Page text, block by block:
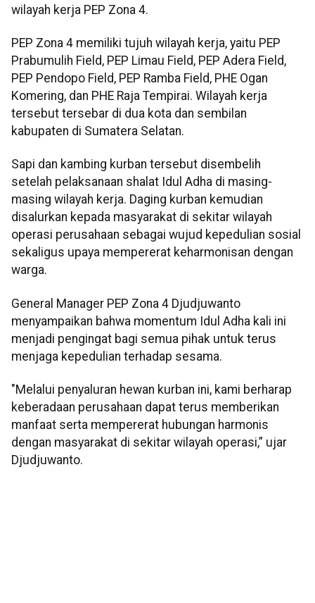
wilayah kerja PEP Zona 4.
PEP Zona 4 memiliki tujuh wilayah kerja, yaitu PEP
Prabumulih Field, PEP Limau Field, PEP Adera Field,
PEP Pendopo Field, PEP Ramba Field, PHE Ogan
Komering, dan PHE Raja Tempirai. Wilayah kerja
tersebut tersebar di dua kota dan sembilan
kabupaten di Sumatera Selatan.
Sapi dan kambing kurban tersebut disembelih
setelah pelaksanaan shalat Idul Adha di masing-
masing wilayah kerja. Daging kurban kemudian
disalurkan kepada masyarakat di sekitar wilayah
operasi perusahaan sebagai wujud kepedulian sosial
sekaligus upaya mempererat keharmonisan dengan
warga.
General Manager PEP Zona 4 Djudjuwanto
menyampaikan bahwa momentum Idul Adha kali ini
menjadi pengingat bagi semua pihak untuk terus
menjaga kepedulian terhadap sesama.
"Melalui penyaluran hewan kurban ini, kami berharap
keberadaan perusahaan dapat terus memberikan
manfaat serta mempererat hubungan harmonis
dengan masyarakat di sekitar wilayah operasi,” ujar
Djudjuwanto.